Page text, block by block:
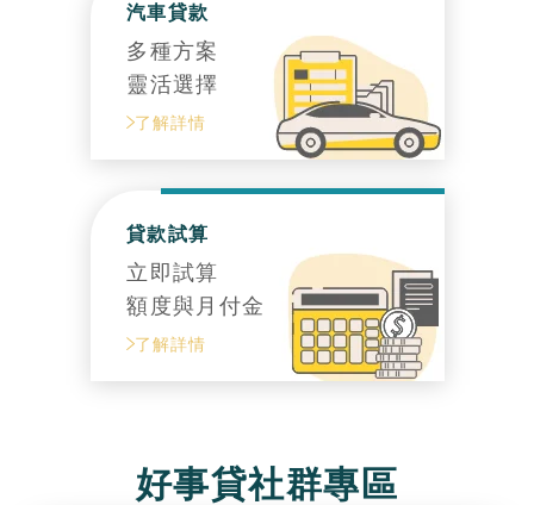
汽車貸款
多種方案
靈活選擇
了解詳情
貸款試算
立即試算
額度與月付金
了解詳情
好事貸社群專區